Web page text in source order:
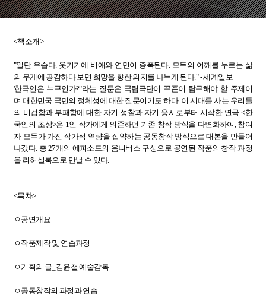
<책소개>
"일단 우습다. 웃기기에 비애와 연민이 증폭된다. 모두의 어깨를 누르는 삶
의 무게에 공감하다 보면 희망을 향한 의지를 나누게 된다." - 세계일보
'한국인은 누구인가?"라는 질문은 국립극단이 꾸준이 탐구해야 할 주제이
며 대한민국 국민의 정체성에 대한 질문이기도 하다. 이 시대를 사는 우리들
의 비겁함과 부패함에 대한 자기 성찰과 자기 응시로부터 시작한 연극 <한
국인의 초상>은 1인 작가에게 의존하던 기존 창작 방식을 다변화하여, 참여
자 모두가 가진 작가적 역량을 집약하는 공동창작 방식으로 대본을 만들어
나갔다. 총 27개의 에피소드의 옴니버스 구성으로 공연된 작품의 창작 과정
을 리허설북으로 만날 수 있다.
<목차>
ㅇ공연개요
ㅇ작품제작 및 연습과정
ㅇ기획의 글_김윤철 예술감독
ㅇ공동창작의 과정과 연습